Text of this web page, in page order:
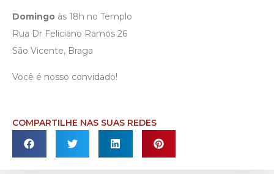
Domingo às 18h no Templo
Rua Dr Feliciano Ramos 26
São Vicente, Braga
Você é nosso convidado!
COMPARTILHE NAS SUAS REDES